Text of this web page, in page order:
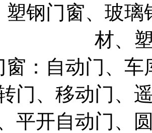
塑钢门窗、玻
材、
窗：自动门、
门、移动门、
平开自动门、